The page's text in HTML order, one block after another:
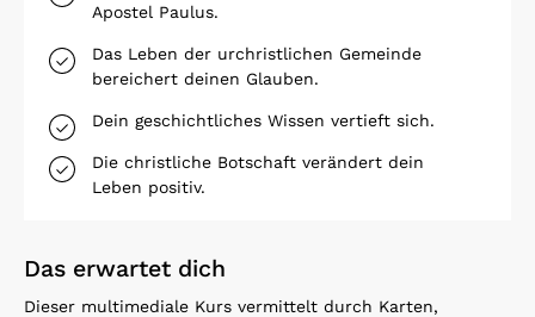
Apostel Paulus.
Das Leben der urchristlichen Gemeinde
bereichert deinen Glauben.
Dein geschichtliches Wissen vertieft sich.
Die christliche Botschaft verändert dein
Leben positiv.
Das erwartet dich
Dieser multimediale Kurs vermittelt durch Karten,